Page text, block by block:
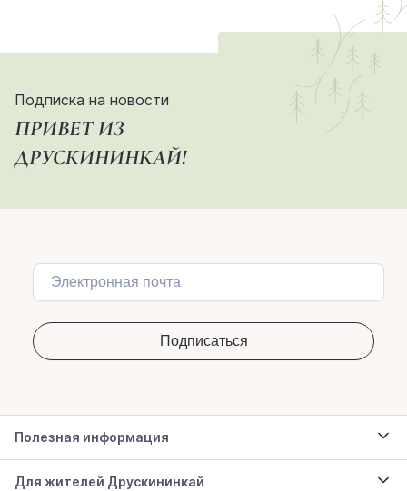
Подписка на новости
ПРИВЕТ ИЗ
ДРУСКИНИНКАЙ!
Полезная информация
Для жителей Друскининкай